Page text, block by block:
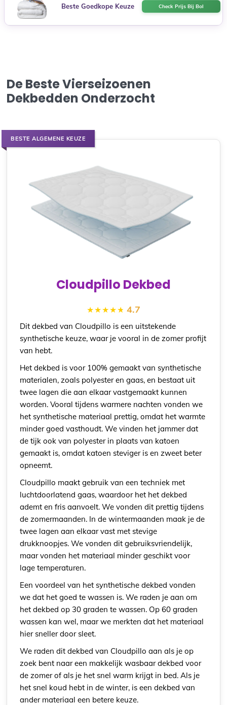
Beste Goedkope Keuze Check Prijs Bij Bol
De Beste Vierseizoenen
Dekbedden Onderzocht
BESTE ALGEMENE KEUZE
Cloudpillo Dekbed
4.7
Dit dekbed van Cloudpillo is een uitstekende
synthetische keuze, waar je vooral in de zomer profijt
van hebt.
Het dekbed is voor 100% gemaakt van synthetische
materialen, zoals polyester en gaas, en bestaat uit
twee lagen die aan elkaar vastgemaakt kunnen
worden. Vooral tijdens warmere nachten vonden we
het synthetische materiaal prettig, omdat het warmte
minder goed vasthoudt. We vinden het jammer dat
de tijk ook van polyester in plaats van katoen
gemaakt is, omdat katoen steviger is en zweet beter
opneemt.
Cloudpillo maakt gebruik van een techniek met
luchtdoorlatend gaas, waardoor het het dekbed
ademt en fris aanvoelt. We vonden dit prettig tijdens
de zomermaanden. In de wintermaanden maak je de
twee lagen aan elkaar vast met stevige
drukknoopjes. We vonden dit gebruiksvriendelijk,
maar vonden het materiaal minder geschikt voor
lage temperaturen.
Een voordeel van het synthetische dekbed vonden
we dat het goed te wassen is. We raden je aan om
het dekbed op 30 graden te wassen. Op 60 graden
wassen kan wel, maar we merkten dat het materiaal
hier sneller door sleet.
We raden dit dekbed van Cloudpillo aan als je op
zoek bent naar een makkelijk wasbaar dekbed voor
de zomer of als je het snel warm krijgt in bed. Als je
het snel koud hebt in de winter, is een dekbed van
ander materiaal een betere keuze.